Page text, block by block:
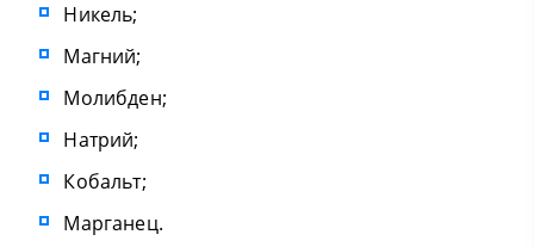
Никель;
Магний;
Молибден;
Натрий;
Кобальт;
Марганец.